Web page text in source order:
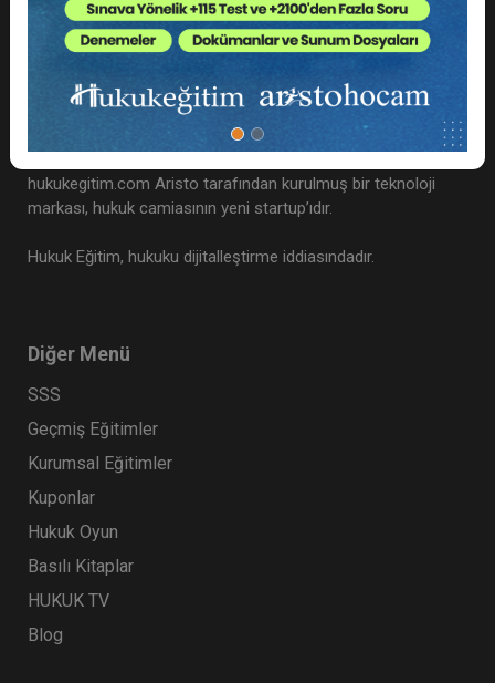
Hakkımızda
hukukegitim.com Aristo tarafından kurulmuş bir teknoloji
markası, hukuk camiasının yeni startup’ıdır.
Hukuk Eğitim, hukuku dijitalleştirme iddiasındadır.
Diğer Menü
SSS
Geçmiş Eğitimler
Kurumsal Eğitimler
Kuponlar
Hukuk Oyun
Basılı Kitaplar
HUKUK TV
Blog